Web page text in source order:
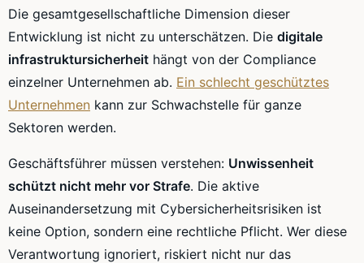
Die gesamtgesellschaftliche Dimension dieser
Entwicklung ist nicht zu unterschätzen. Die digitale
infrastruktursicherheit hängt von der Compliance
einzelner Unternehmen ab. Ein schlecht geschütztes
Unternehmen kann zur Schwachstelle für ganze
Sektoren werden.
Geschäftsführer müssen verstehen: Unwissenheit
schützt nicht mehr vor Strafe. Die aktive
Auseinandersetzung mit Cybersicherheitsrisiken ist
keine Option, sondern eine rechtliche Pflicht. Wer diese
Verantwortung ignoriert, riskiert nicht nur das